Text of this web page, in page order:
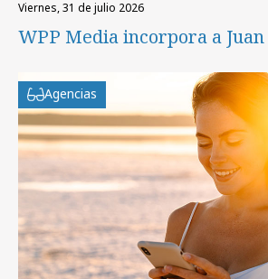
viernes, 31 de julio 2026
WPP Media incorpora a
Agencias